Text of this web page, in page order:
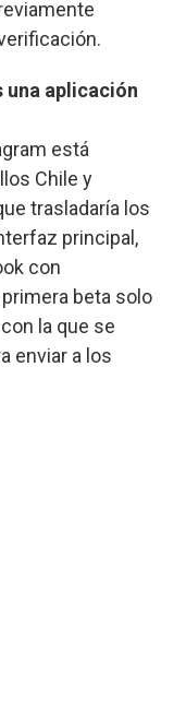
una aplicación
está
Chile y
trasladaría los
principal,
con
beta solo
la que se
enviar a los